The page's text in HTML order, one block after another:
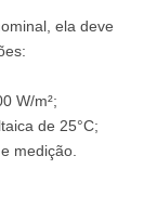
ela deve
W/m²;
de 25°C;
medição.